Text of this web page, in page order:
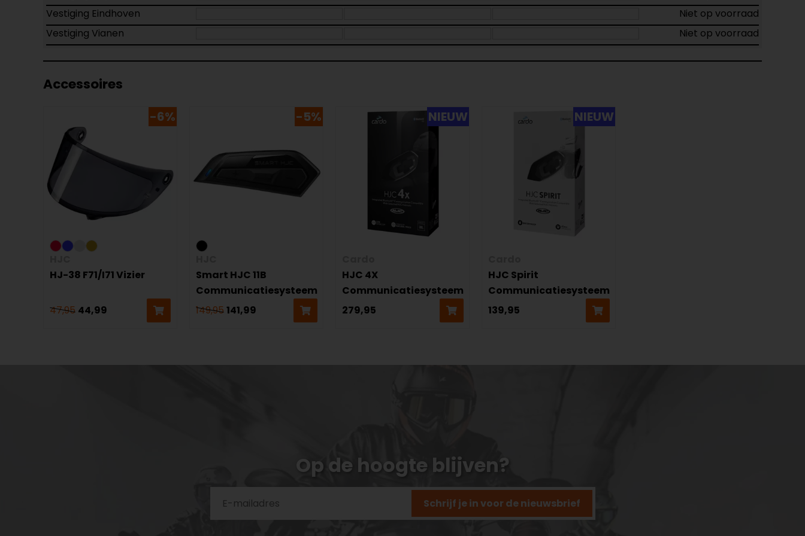
Vestiging Eindhoven
Niet op voorraad
Vestiging Vianen
Niet op voorraad
Accessoires
-6%
HJ-38 F71/I71 Vizier
47,95 44,99
-5%
Smart HJC 11B
Communicatiesysteem
149,95 141,99
NIEUW
HJC 4X
Communicatiesysteem
279,95
NIEUW
HJC Spirit
Communicatiesysteem
139,95
Op de hoogte blijven?
Schrijf je in voor de nieuwsbrief